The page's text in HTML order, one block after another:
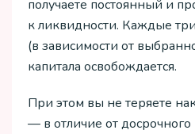
получаете постоянный и
к ликвидности. Каждые
(в зависимости от
капитала освобождается.
При этом вы не теряете
— в отличие от